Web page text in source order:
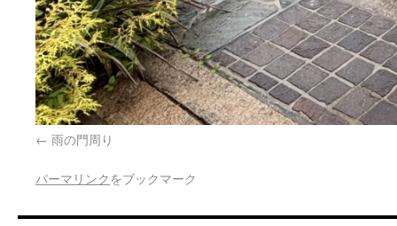
雨の門周り
パーマリンクをブックマーク